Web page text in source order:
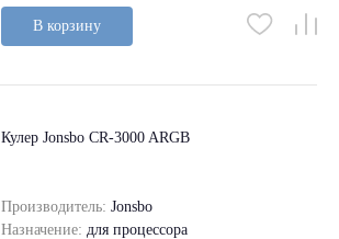
В корзину
Кулер Jonsbo CR-3000 ARGB
Производитель: Jonsbo
Назначение: для процессора